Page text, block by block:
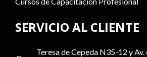
SERVICIO AL CLIENTE
Teresa de Cepeda N35-12 y